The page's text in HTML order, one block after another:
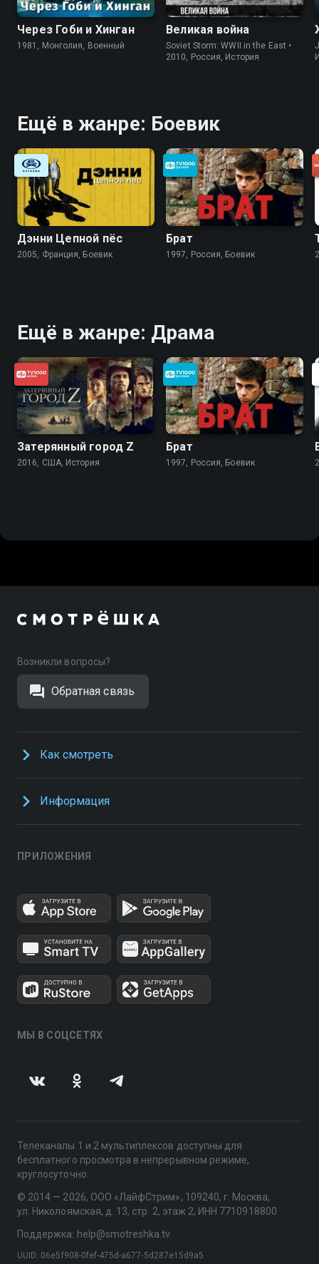
Через Гоби и Хинган
1981, Монголия, Военный
Великая война
Soviet Storm: WWII in the East •
2010, Россия, История
Ещё в жанре: Боевик
Дэнни Цепной пёс
2005, Франция, Боевик
Брат
1997, Россия, Боевик
Ещё в жанре: Драма
Затерянный город Z
2016, США, История
Брат
1997, Россия, Боевик
Возникли вопросы?
Обратная связь
Как смотреть
Информация
ПРИЛОЖЕНИЯ
МЫ В СОЦСЕТЯХ
Телеканалы 1 и 2 мультиплексов доступны для
бесплатного просмотра в непрерывном режиме,
круглосуточно.
© 2014 — 2026, ООО «ЛайфСтрим», 109240, г. Москва,
ул. Николоямская, д. 13, стр. 2, этаж 2, ИНН 7710918800
Поддержка: help@smotreshka.tv
UUID: 06e5f908-0fef-475d-a677-5d287e15d9a5